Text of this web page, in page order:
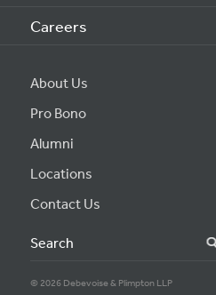
Careers
About Us
Pro Bono
Alumni
Locations
Contact Us
© 2026 Debevoise & Plimpton LLP